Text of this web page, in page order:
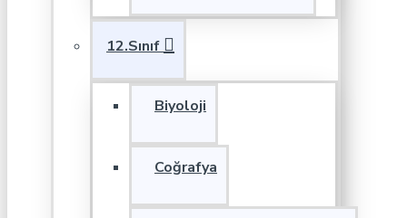
12.Sınıf
Biyoloji
Coğrafya